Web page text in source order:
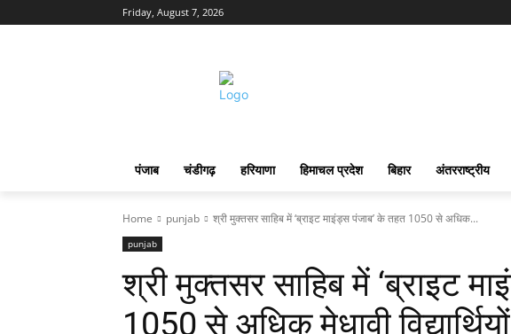
Friday, August 7, 2026
पंजाब चंडीगढ़ हरियाणा हिमाचल प्रदेश बिहार अंतरराष्ट्रीय
Home punjab श्री मुक्तसर साहिब में ‘ब्राइट माइंड्स पंजाब’ के तहत 1050 से अधिक...
punjab
श्री मुक्तसर साहिब में ‘ब्राइट
1050 से अधिक मेधावी